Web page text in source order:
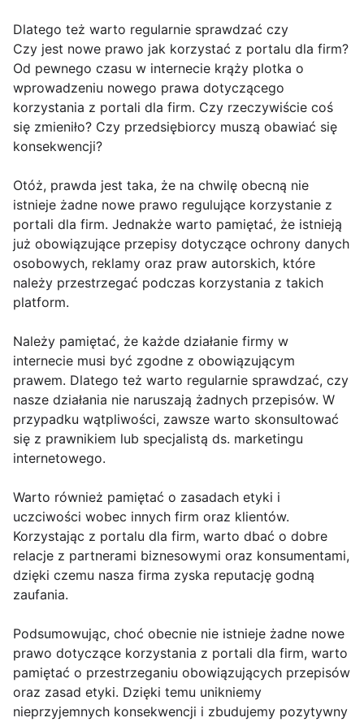
Dlatego też warto regularnie sprawdzać czy
Czy jest nowe prawo jak korzystać z portalu dla firm?
Od pewnego czasu w internecie krąży plotka o
wprowadzeniu nowego prawa dotyczącego
korzystania z portali dla firm. Czy rzeczywiście coś
się zmieniło? Czy przedsiębiorcy muszą obawiać się
konsekwencji?
Otóż, prawda jest taka, że na chwilę obecną nie
istnieje żadne nowe prawo regulujące korzystanie z
portali dla firm. Jednakże warto pamiętać, że istnieją
już obowiązujące przepisy dotyczące ochrony danych
osobowych, reklamy oraz praw autorskich, które
należy przestrzegać podczas korzystania z takich
platform.
Należy pamiętać, że każde działanie firmy w
internecie musi być zgodne z obowiązującym
prawem. Dlatego też warto regularnie sprawdzać, czy
nasze działania nie naruszają żadnych przepisów. W
przypadku wątpliwości, zawsze warto skonsultować
się z prawnikiem lub specjalistą ds. marketingu
internetowego.
Warto również pamiętać o zasadach etyki i
uczciwości wobec innych firm oraz klientów.
Korzystając z portalu dla firm, warto dbać o dobre
relacje z partnerami biznesowymi oraz konsumentami,
dzięki czemu nasza firma zyska reputację godną
zaufania.
Podsumowując, choć obecnie nie istnieje żadne nowe
prawo dotyczące korzystania z portali dla firm, warto
pamiętać o przestrzeganiu obowiązujących przepisów
oraz zasad etyki. Dzięki temu unikniemy
nieprzyjemnych konsekwencji i zbudujemy pozytywny